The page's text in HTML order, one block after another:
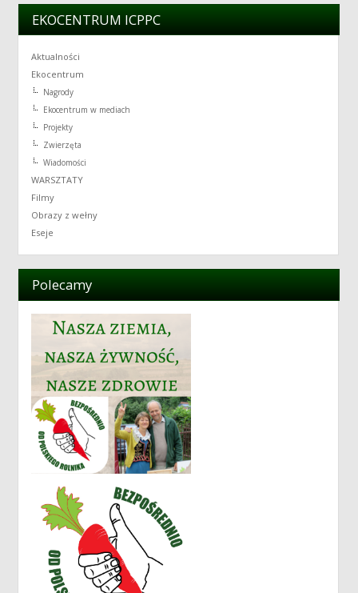
EKOCENTRUM ICPPC
Aktualności
Ekocentrum
Nagrody
Ekocentrum w mediach
Projekty
Zwierzęta
Wiadomości
WARSZTATY
Filmy
Obrazy z wełny
Eseje
Polecamy